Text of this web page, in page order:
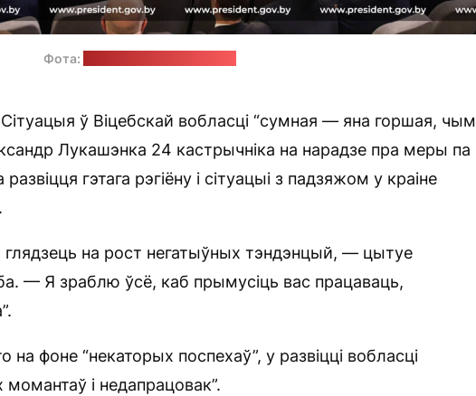
Фота:
Сітуацыя ў Віцебскай вобласці “сумная — яна горшая, чым
Лукашэнка 24 кастрычніка на нарадзе пра меры па
развіцця гэтага рэгіёну і сітуацыі з падзяжом у краіне
на рост негатыўных тэндэнцый, — цытуе
— Я зраблю ўсё, каб прымусіць вас працаваць,
фоне “некаторых поспехаў”, у развіцці вобласці
і недапрацовак”.